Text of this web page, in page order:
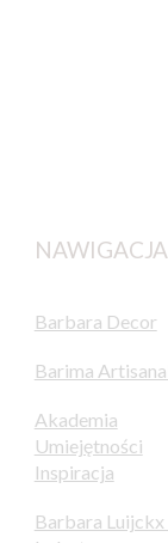
NAWIGACJA
Barbara Decor
Barima
Akademia
Umiejętności
Inspiracja
Barbara Luijckx